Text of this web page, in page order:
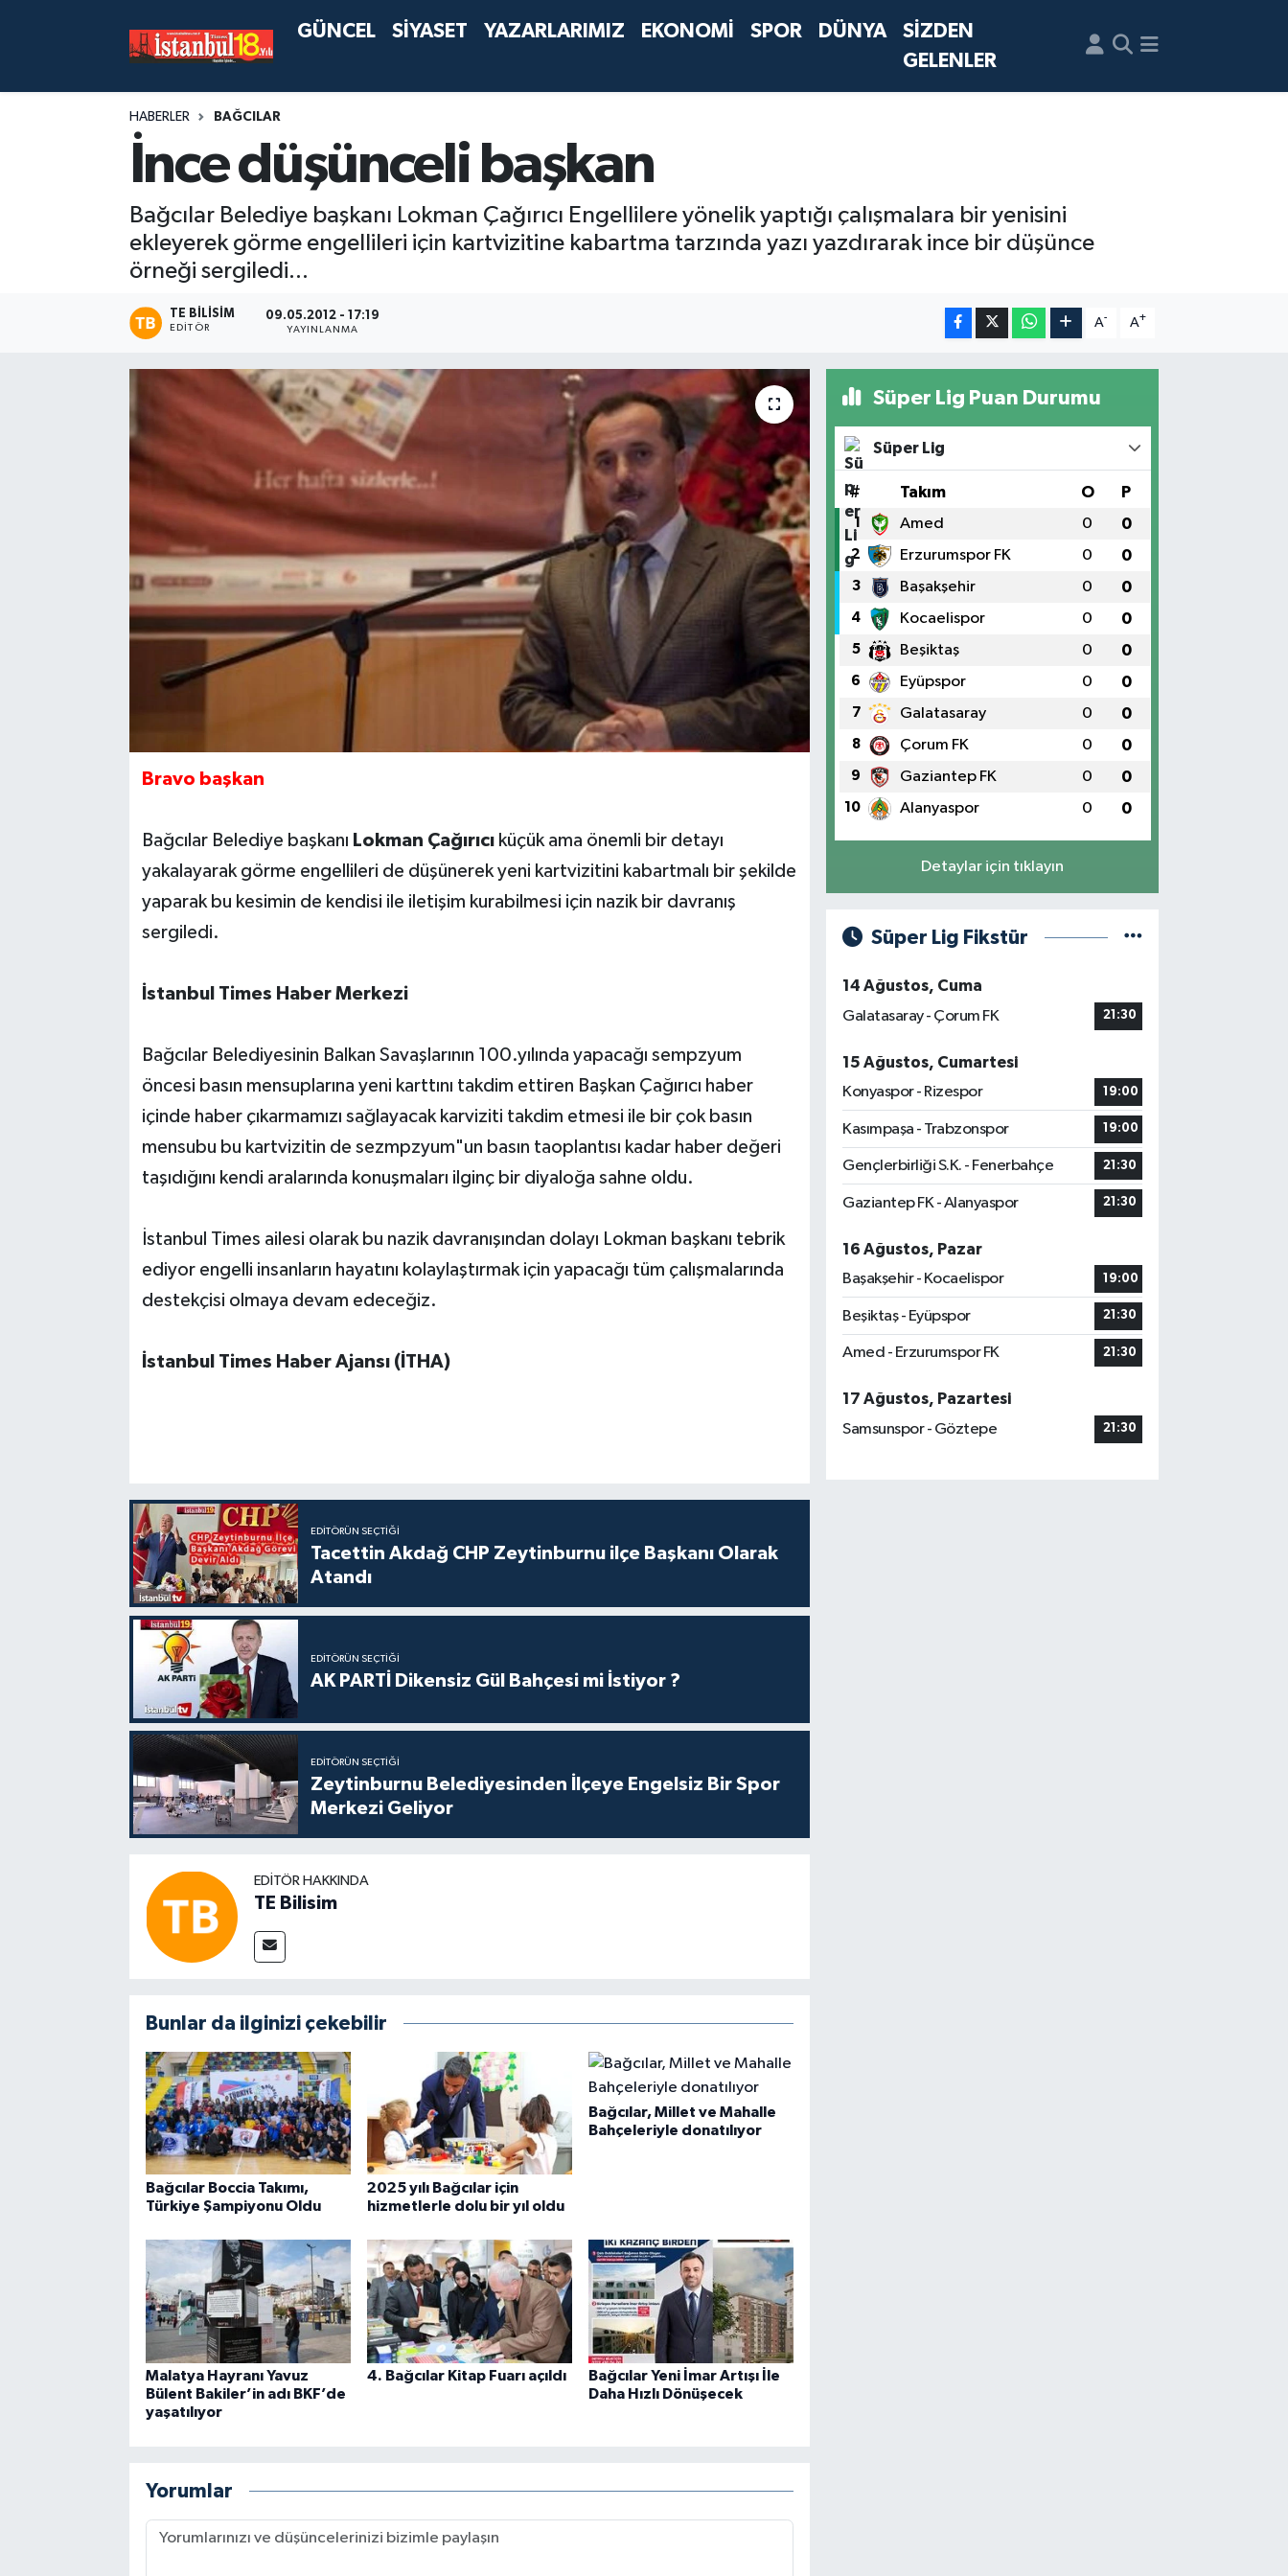
GÜNCEL SİYASET YAZARLARIMIZ EKONOMİ SPOR DÜNYA
SİZDEN
GELENLER
HABERLER BAĞCILAR
İnce düşünceli başkan
Bağcılar Belediye başkanı Lokman Çağırıcı Engellilere yönelik yaptığı çalışmalara bir yenisini
ekleyerek görme engellileri için kartvizitine kabartma tarzında yazı yazdırarak ince bir düşünce
örneği sergiledi...
TE BILISIM
EDITÖR
09.05.2012 - 17:19
YAYINLANMA
A- A+
Bravo başkan
Bağcılar Belediye başkanı Lokman Çağırıcı küçük ama önemli bir detayı
yakalayarak görme engellileri de düşünerek yeni kartvizitini kabartmalı bir şekilde
yaparak bu kesimin de kendisi ile iletişim kurabilmesi için nazik bir davranış
sergiledi.
İstanbul Times Haber Merkezi
Bağcılar Belediyesinin Balkan Savaşlarının 100.yılında yapacağı sempzyum
öncesi basın mensuplarına yeni karttını takdim ettiren Başkan Çağırıcı haber
içinde haber çıkarmamızı sağlayacak karviziti takdim etmesi ile bir çok basın
mensubu bu kartvizitin de sezmpzyum"un basın taoplantısı kadar haber değeri
taşıdığını kendi aralarında konuşmaları ilginç bir diyaloğa sahne oldu.
İstanbul Times ailesi olarak bu nazik davranışından dolayı Lokman başkanı tebrik
ediyor engelli insanların hayatını kolaylaştırmak için yapacağı tüm çalışmalarında
destekçisi olmaya devam edeceğiz.
İstanbul Times Haber Ajansı (İTHA)
EDITÖRÜN SEÇTIĞI
Tacettin Akdağ CHP Zeytinburnu ilçe Başkanı Olarak
Atandı
EDITÖRÜN SEÇTIĞI
AK PARTİ Dikensiz Gül Bahçesi mi İstiyor ?
EDITÖRÜN SEÇTIĞI
Zeytinburnu Belediyesinden İlçeye Engelsiz Bir Spor
Merkezi Geliyor
EDITÖR HAKKINDA
TE Bilisim
Bunlar da ilginizi çekebilir
Bağcılar Boccia Takımı,
Türkiye Şampiyonu Oldu
2025 yılı Bağcılar için
hizmetlerle dolu bir yıl oldu
Bağcılar, Millet ve Mahalle
Bahçeleriyle donatılıyor
Malatya Hayranı Yavuz
Bülent Bakiler’in adı BKF’de
yaşatılıyor
4. Bağcılar Kitap Fuarı açıldı
Bağcılar Yeni İmar Artışı İle
Daha Hızlı Dönüşecek
Yorumlar
Süper Lig Puan Durumu
Süper Lig
# Takım O P
1 Amed 0 0
2 Erzurumspor FK 0 0
3 Başakşehir 0 0
4 Kocaelispor 0 0
5 Beşiktaş 0 0
6 Eyüpspor 0 0
7 Galatasaray 0 0
8 Çorum FK 0 0
9 Gaziantep FK 0 0
10 Alanyaspor 0 0
Detaylar için tıklayın
Süper Lig Fikstür
14 Ağustos, Cuma
Galatasaray - Çorum FK
21:30
15 Ağustos, Cumartesi
Konyaspor - Rizespor
19:00
Kasımpaşa - Trabzonspor 19:00
Gençlerbirliği S.K. - Fenerbahçe 21:30
Gaziantep FK - Alanyaspor 21:30
16 Ağustos, Pazar
Başakşehir - Kocaelispor
19:00
Beşiktaş - Eyüpspor 21:30
Amed - Erzurumspor FK 21:30
17 Ağustos, Pazartesi
Samsunspor - Göztepe
21:30